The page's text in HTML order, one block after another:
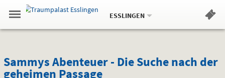
Springe
zum
,zum
.
Navigation
Gehe
zur
Standortauswahl
Standort:
ESSLINGEN.
Hinweis
Sammys
Sammys Abenteuer - Die Suche nach der
geheimen Passage